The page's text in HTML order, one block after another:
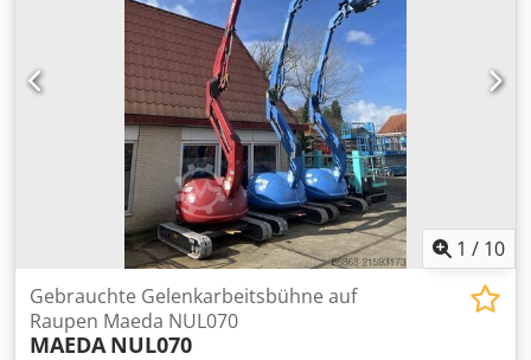
1 / 10
Gebrauchte Gelenkarbeitsbühne auf
Raupen Maeda NUL070
MAEDA NUL070